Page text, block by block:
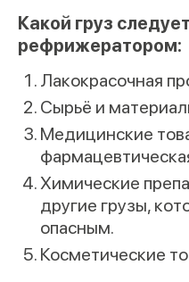
Какой груз
рефрижератором:
Лакокрасочная
Сырьё и
Медицинские
Химические
другие грузы,
опасным.
Косметические